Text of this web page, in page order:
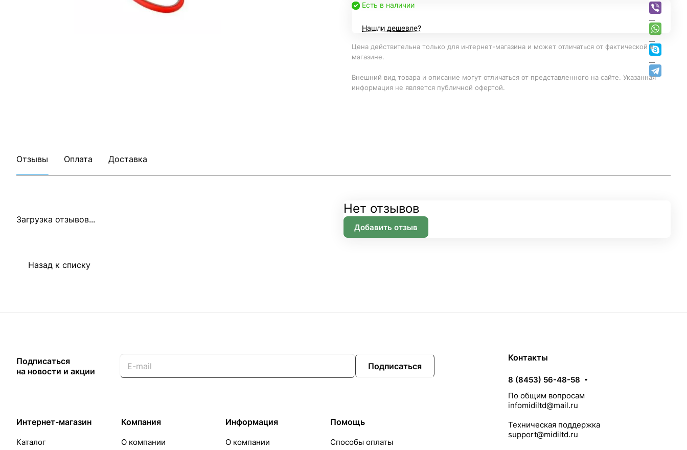
Есть в наличии
Нашли дешевле?
Цена действительна только для интернет-магазина и может отличаться от фактической в
магазине.
Внешний вид товара и описание могут отличаться от представленного на сайте. Указанная
информация не является публичной офертой.
Отзывы Оплата Доставка
Загрузка отзывов...
Нет отзывов
Добавить отзыв
Назад к списку
Подписаться
на новости и акции
Подписаться
Интернет-магазин
Каталог
Компания
О компании
Информация
О компании
Помощь
Способы оплаты
Контакты
8 (8453) 56-48-58
По общим вопросам
infomidiltd@mail.ru
Техническая поддержка
support@midiltd.ru